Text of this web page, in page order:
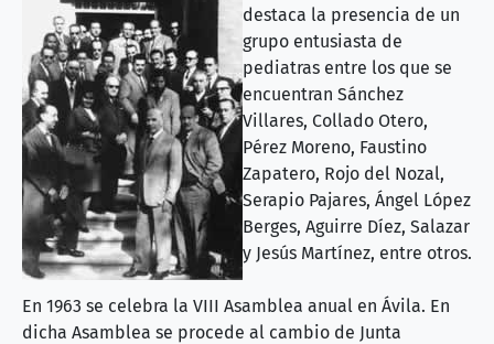
destaca la presencia de un
grupo entusiasta de
pediatras entre los que se
encuentran Sánchez
Villares, Collado Otero,
Pérez Moreno, Faustino
Zapatero, Rojo del Nozal,
Serapio Pajares, Ángel López
Berges, Aguirre Díez, Salazar
y Jesús Martínez, entre otros.
En 1963 se celebra la VIII Asamblea anual en Ávila. En
dicha Asamblea se procede al cambio de Junta